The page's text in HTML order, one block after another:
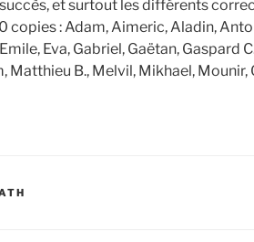
et surtout les différents
: Adam, Aimeric, Aladin,
Eva, Gabriel, Gaëtan, Gaspard
B., Melvil, Mikhael, Mounir,